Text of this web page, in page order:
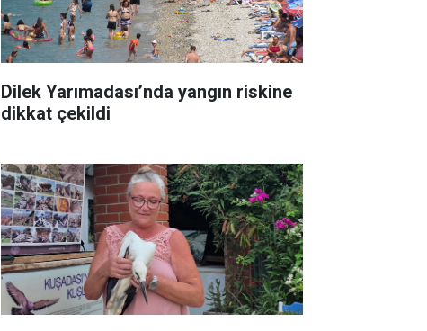
Dilek Yarımadası’nda yangın riskine
dikkat çekildi